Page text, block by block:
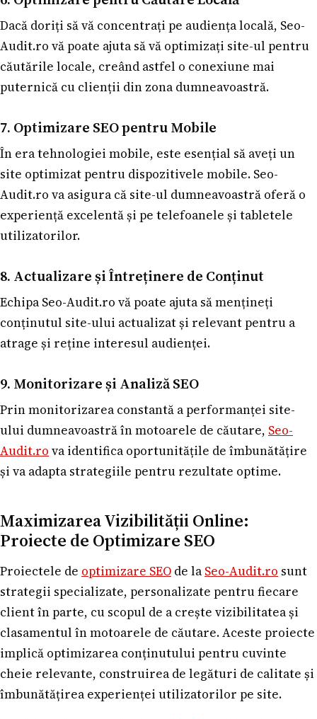
Dacă doriți să vă concentrați pe audiența locală, Seo-
Audit.ro vă poate ajuta să vă optimizați site-ul pentru
căutările locale, creând astfel o conexiune mai
puternică cu clienții din zona dumneavoastră.
7. Optimizare SEO pentru Mobile
În era tehnologiei mobile, este esențial să aveți un
site optimizat pentru dispozitivele mobile. Seo-
Audit.ro va asigura că site-ul dumneavoastră oferă o
experiență excelentă și pe telefoanele și tabletele
utilizatorilor.
8. Actualizare și Întreținere de Conținut
Echipa Seo-Audit.ro vă poate ajuta să mențineți
conținutul site-ului actualizat și relevant pentru a
atrage și reține interesul audienței.
9. Monitorizare și Analiză SEO
Prin monitorizarea constantă a performanței site-
ului dumneavoastră în motoarele de căutare, Seo-
Audit.ro va identifica oportunitățile de îmbunătățire
și va adapta strategiile pentru rezultate optime.
Maximizarea Vizibilității Online:
Proiecte de Optimizare SEO
Proiectele de optimizare SEO de la Seo-Audit.ro sunt
strategii specializate, personalizate pentru fiecare
client în parte, cu scopul de a crește vizibilitatea și
clasamentul în motoarele de căutare. Aceste proiecte
implică optimizarea conținutului pentru cuvinte
cheie relevante, construirea de legături de calitate și
îmbunătățirea experienței utilizatorilor pe site.